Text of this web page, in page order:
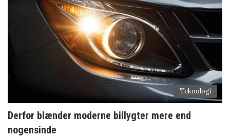
Teknologi
Derfor blænder moderne billygter mere end
nogensinde